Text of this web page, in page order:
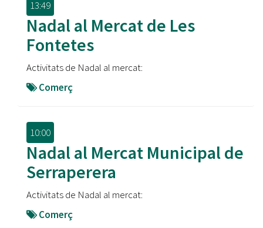
13:49
Nadal al Mercat de Les
Fontetes
Activitats de Nadal al mercat:
Comerç
10:00
Nadal al Mercat Municipal de
Serraperera
Activitats de Nadal al mercat:
Comerç